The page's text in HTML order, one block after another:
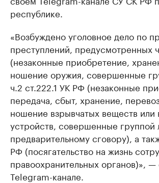
республике.
«Возбуждено уголовное дело по
преступлений, предусмотренных
(незаконные приобретение,
ношение оружия, совершенные
ч.2 ст.222.1 УК РФ (незаконные
передача, сбыт, хранение,
ношение взрывчатых веществ или
устройств, совершенные группой
предварительному сговору), а
РФ (посягательство на жизнь
правоохранительных органов)»,
Telegram-канале.